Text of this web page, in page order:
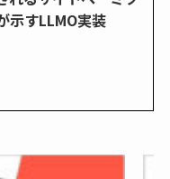
示すLLMO実装